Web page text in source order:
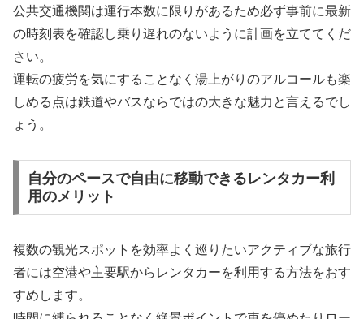
公共交通機関は運行本数に限りがあるため必ず事前に最新
の時刻表を確認し乗り遅れのないように計画を立ててくだ
さい。
運転の疲労を気にすることなく湯上がりのアルコールも楽
しめる点は鉄道やバスならではの大きな魅力と言えるでし
ょう。
自分のペースで自由に移動できるレンタカー利
用のメリット
複数の観光スポットを効率よく巡りたいアクティブな旅行
者には空港や主要駅からレンタカーを利用する方法をおす
すめします。